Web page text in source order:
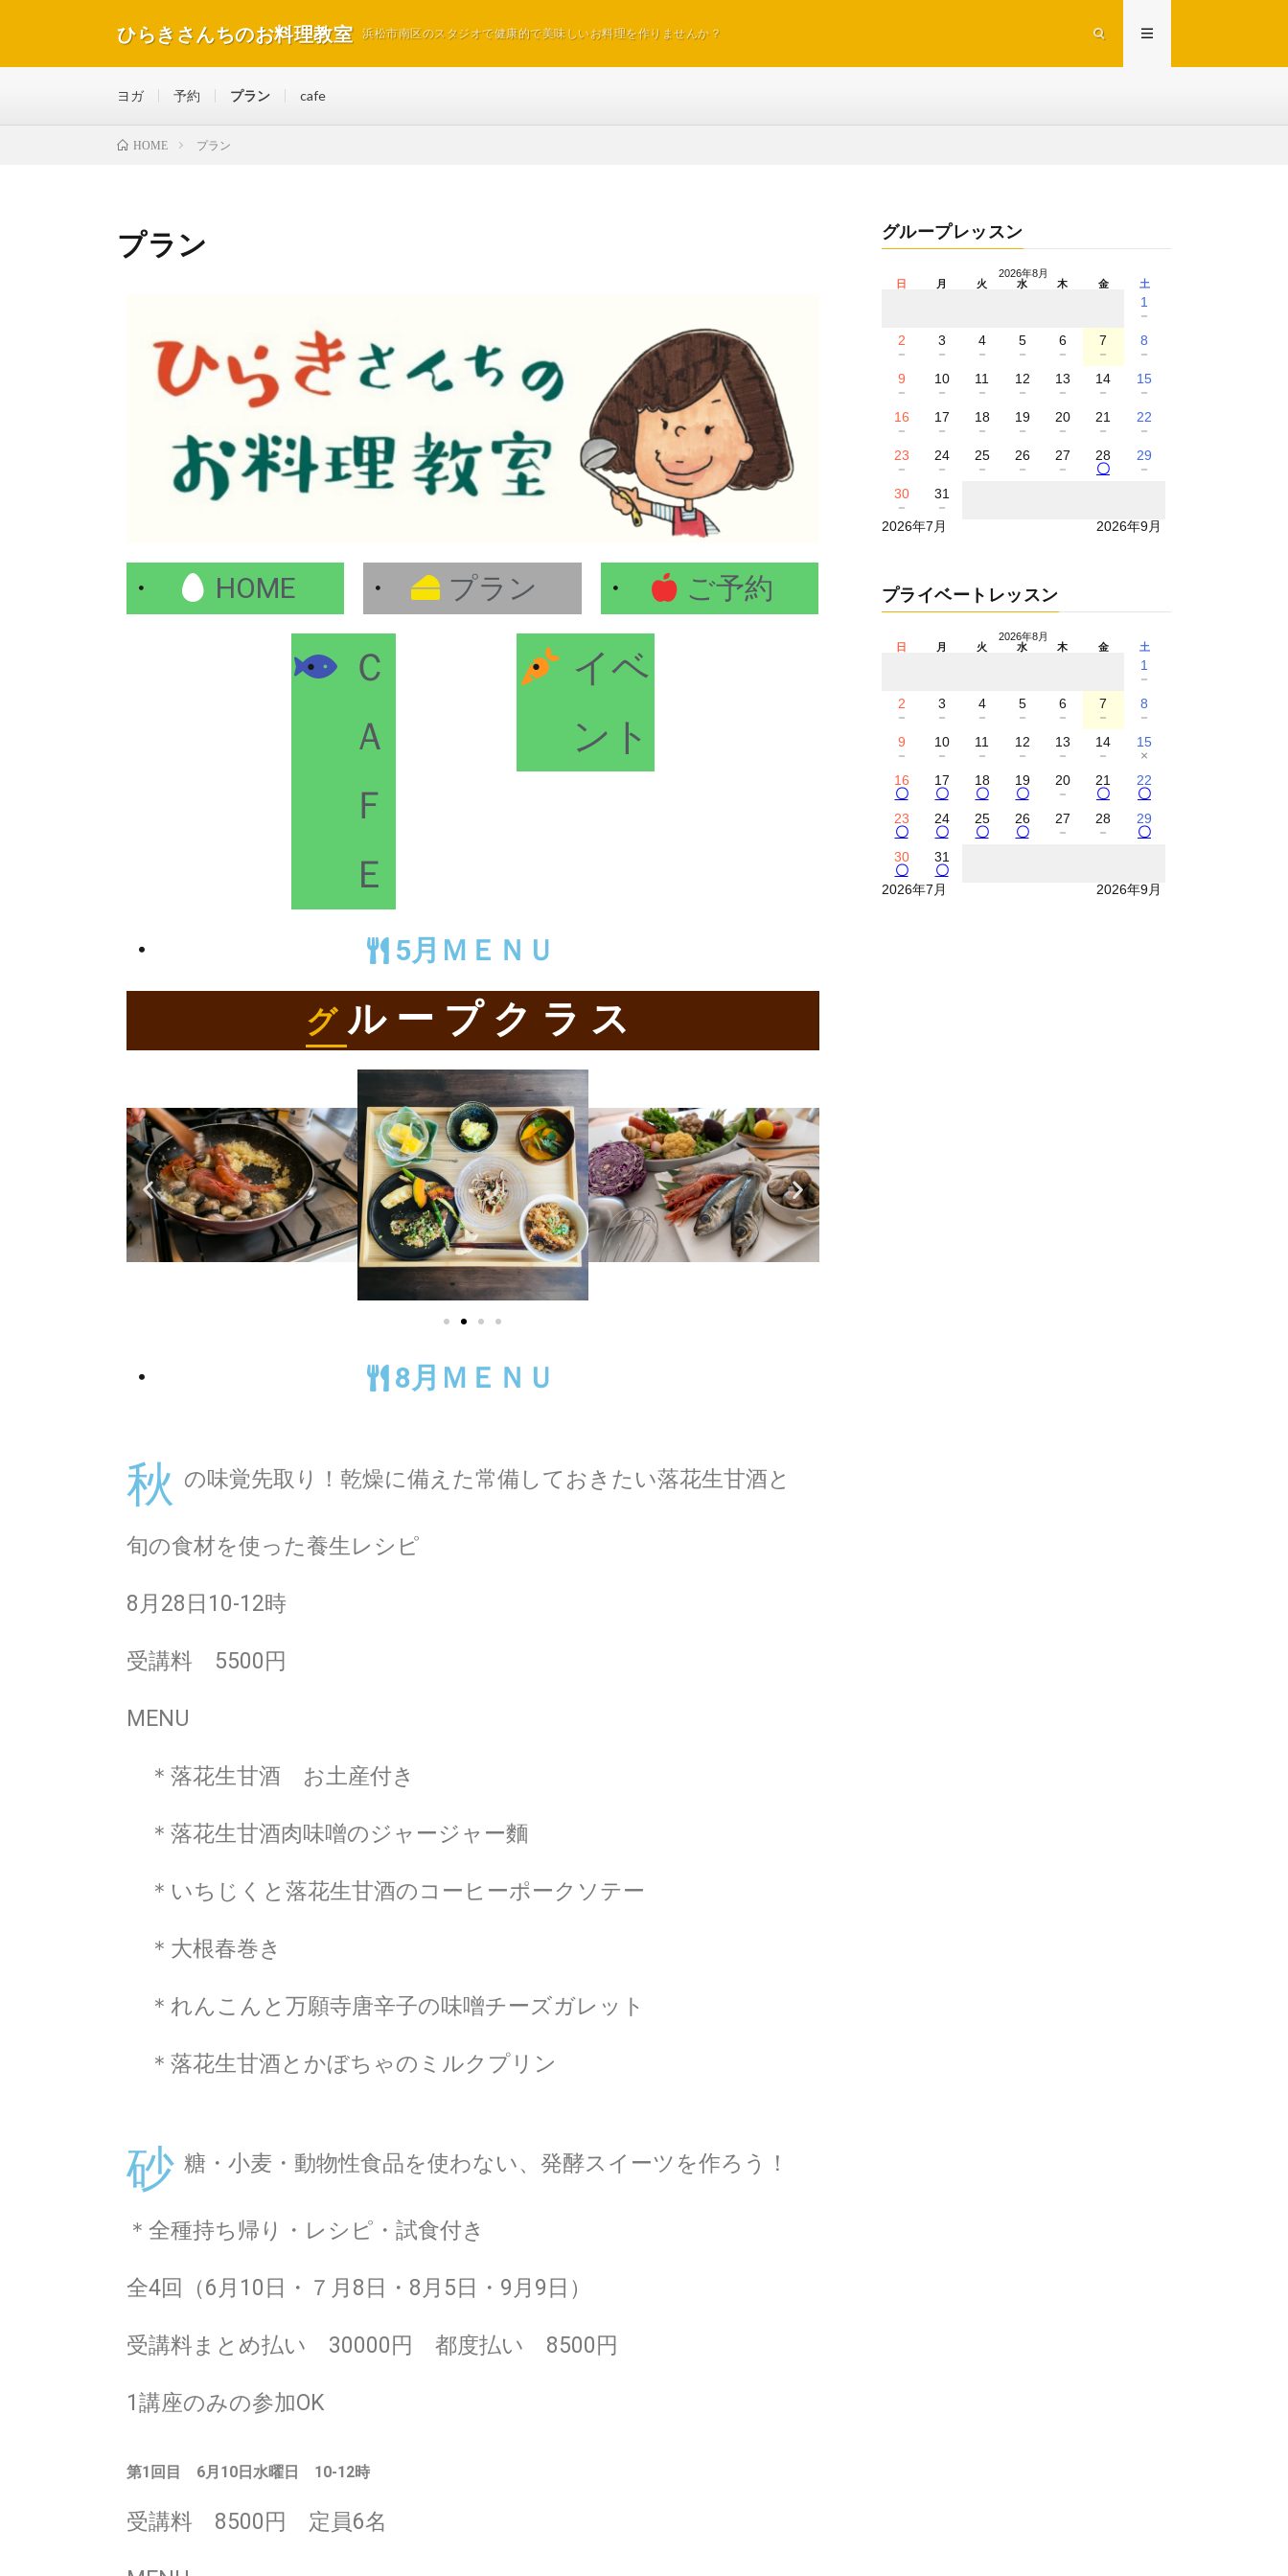
ひらきさんちのお料理教室 浜松市南区のスタジオで健康的で美味しいお料理を作りませんか？
ヨガ 予約 プラン cafe
HOME プラン
プラン
HOME プラン ご予約
Ｃ
Ａ
Ｆ
Ｅ
イベ
ント
5月ＭＥＮＵ
グループクラス
8月ＭＥＮＵ
秋 の味覚先取り！乾燥に備えた常備しておきたい落花生甘酒と
旬の食材を使った養生レシピ
8月28日10-12時
受講料 5500円
MENU
＊落花生甘酒 お土産付き
＊落花生甘酒肉味噌のジャージャー麵
＊いちじくと落花生甘酒のコーヒーポークソテー
＊大根春巻き
＊れんこんと万願寺唐辛子の味噌チーズガレット
＊落花生甘酒とかぼちゃのミルクプリン
砂 糖・小麦・動物性食品を使わない、発酵スイーツを作ろう！
＊全種持ち帰り・レシピ・試食付き
全4回（6月10日・７月8日・8月5日・9月9日）
受講料まとめ払い 30000円 都度払い 8500円
1講座のみの参加OK
第1回目 6月10日水曜日 10-12時
受講料 8500円 定員6名
グループレッスン
2026年8月
日
月 火 水 木 金 土
1
－
2
－
3
－
4
－
5
－
6
－
7
－
8
－
9
－
10
－
11
－
12
－
13
－
14
－
15
－
16
－
17
－
18
－
19
－
20
－
21
－
22
－
23
－
24
－
25
－
26
－
27
－
28
〇
29
－
30
－
31
－
2026年7月
2026年9月
プライベートレッスン
2026年8月
日
月 火 水 木 金 土
1
－
2
－
3
－
4
－
5
－
6
－
7
－
8
－
9
－
10
－
11
－
12
－
13
－
14
－
15
×
16
〇
17
〇
18
〇
19
〇
20
－
21
〇
22
〇
23
〇
24
〇
25
〇
26
〇
27
－
28
－
29
〇
30
〇
31
〇
2026年7月
2026年9月